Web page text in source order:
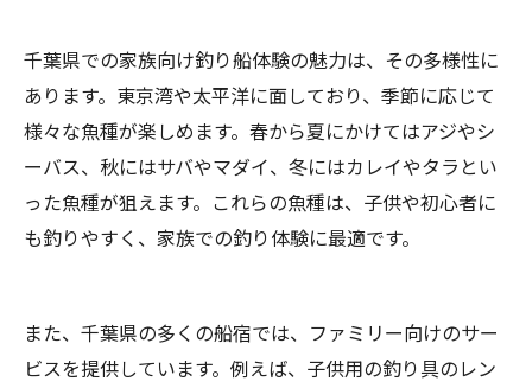
千葉県での家族向け釣り船体験の魅力は、その多様性に
あります。東京湾や太平洋に面しており、季節に応じて
様々な魚種が楽しめます。春から夏にかけてはアジやシ
ーバス、秋にはサバやマダイ、冬にはカレイやタラとい
った魚種が狙えます。これらの魚種は、子供や初心者に
も釣りやすく、家族での釣り体験に最適です。
また、千葉県の多くの船宿では、ファミリー向けのサー
ビスを提供しています。例えば、子供用の釣り具のレン